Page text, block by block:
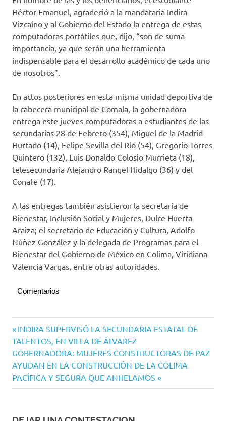
Héctor Emanuel, agradeció a la mandataria Indira
Vizcaíno y al Gobierno del Estado la entrega de estas
computadoras portátiles que, dijo, “son de suma
importancia, ya que serán una herramienta
indispensable para el desarrollo académico de cada uno
de nosotros”.
En actos posteriores en esta misma unidad deportiva de
la cabecera municipal de Comala, la gobernadora
entrega este jueves computadoras a estudiantes de las
secundarias 28 de Febrero (354), Miguel de la Madrid
Hurtado (14), Felipe Sevilla del Río (54), Gregorio Torres
Quintero (132), Luis Donaldo Colosio Murrieta (18),
telesecundaria Alejandro Rangel Hidalgo (36) y del
Conafe (17).
A las entregas también asistieron la secretaria de
Bienestar, Inclusión Social y Mujeres, Dulce Huerta
Araiza; el secretario de Educación y Cultura, Adolfo
Núñez González y la delegada de Programas para el
Bienestar del Gobierno de México en Colima, Viridiana
Valencia Vargas, entre otras autoridades.
Comentarios
Navegación
de
entradas
Entrada
anterior:
INDIRA SUPERVISÓ LA SECUNDARIA ESTATAL DE
TALENTOS, EN VILLA DE ÁLVAREZ
Siguiente
entrada:
GOBERNADORA: MUJERES CONSTRUCTORAS DE PAZ
AYUDAN EN LA CONSTRUCCIÓN DE LA COLIMA
PACÍFICA Y SEGURA QUE ANHELAMOS